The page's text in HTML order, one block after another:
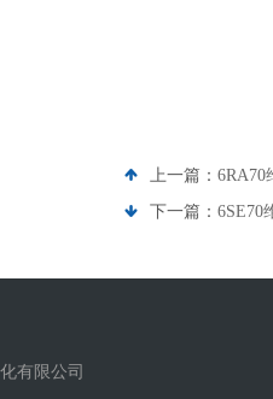
上一篇： 6RA70
下一篇： 6SE70
有限公司